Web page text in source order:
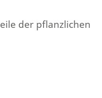
der pflanzlichen